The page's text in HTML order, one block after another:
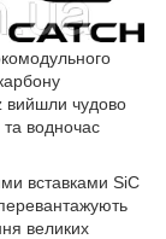
вийшли чудово
водночас
вставками SiC
великих